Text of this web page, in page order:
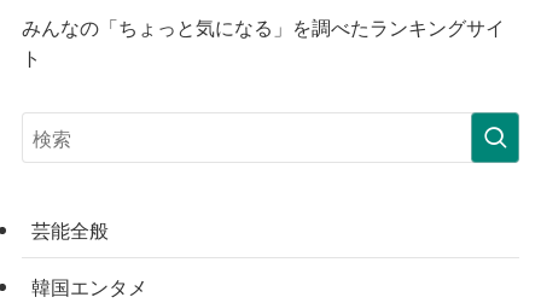
みんなの「ちょっと気になる」を調べたランキングサイ
ト
芸能全般
韓国エンタメ